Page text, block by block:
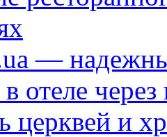
—
отеле через
церквей и